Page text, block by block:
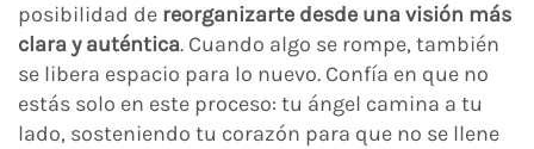
posibilidad de reorganizarte desde una visión más
clara y auténtica. Cuando algo se rompe, también
se libera espacio para lo nuevo. Confía en que no
estás solo en este proceso: tu ángel camina a tu
lado, sosteniendo tu corazón para que no se llene